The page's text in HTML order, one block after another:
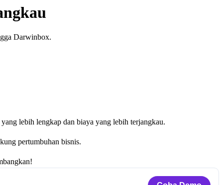
Darwinbox.
lebih lengkap dan biaya yang lebih terjangkau.
pertumbuhan bisnis.